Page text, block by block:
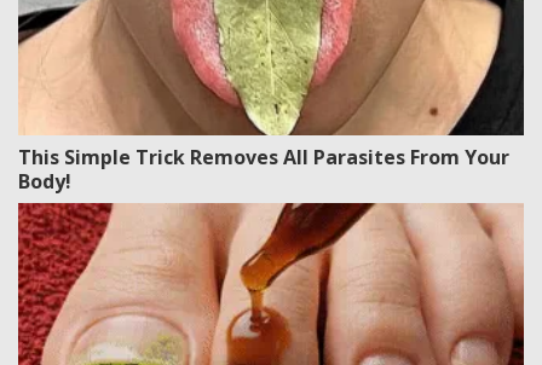
This Simple Trick Removes All Parasites From Your
Body!